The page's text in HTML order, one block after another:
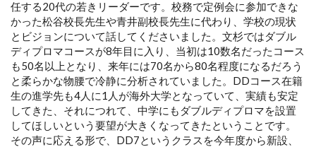
任する20代の若きリーダーです。校務で定例会に参加できな
かった松谷校長先生や青井副校長先生に代わり、学校の現状
とビジョンについて話してくださいました。文杉ではダブル
ディプロマコースが8年目に入り、当初は10数名だったコース
も50名以上となり、来年には70名から80名程度になるだろう
と柔らかな物腰で冷静に分析されていました。DDコース在籍
生の進学先も4人に1人が海外大学となっていて、実績も安定
してきた、それにつれて、中学にもダブルディプロマを設置
してほしいという要望が大きくなってきたということです。
その声に応える形で、DD7というクラスを今年度から新設、